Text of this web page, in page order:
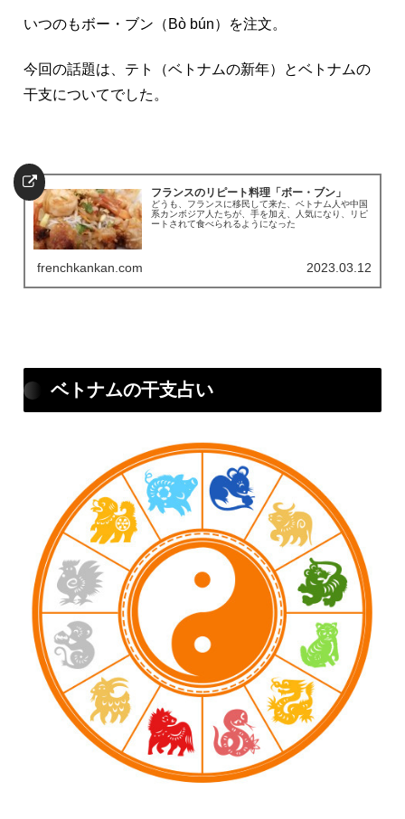
いつのもボー・ブン（Bò bún）を注文。
今回の話題は、テト（ベトナムの新年）とベトナムの
干支についてでした。
フランスのリピート料理「ボー・ブン」
どうも、フランスに移民して来た、ベトナム人や中国
系カンボジア人たちが、手を加え、人気になり、リピ
ートされて食べられるようになった
frenchkankan.com 2023.03.12
ベトナムの干支占い